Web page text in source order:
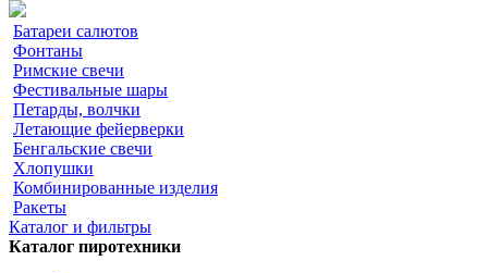
Батареи салютов
Фонтаны
Римские свечи
Фестивальные шары
Петарды, волчки
Летающие фейерверки
Бенгальские свечи
Хлопушки
Комбинированные изделия
Ракеты
Каталог и фильтры
Каталог пиротехники